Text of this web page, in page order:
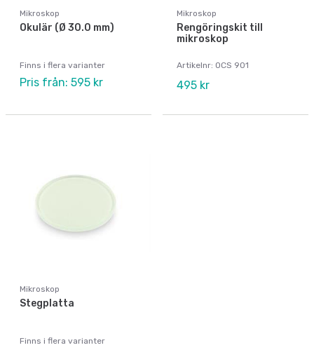
Mikroskop
Okulär (Ø 30.0 mm)
Finns i flera varianter
Pris från: 595 kr
Mikroskop
Rengöringskit till
mikroskop
Artikelnr: OCS 901
495 kr
Mikroskop
Stegplatta
Finns i flera varianter